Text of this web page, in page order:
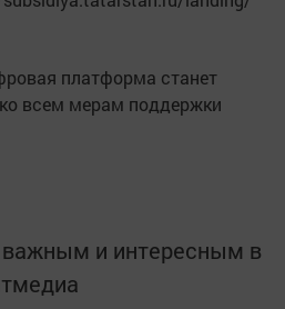
платформа станет
всем мерам поддержки
и интересным в